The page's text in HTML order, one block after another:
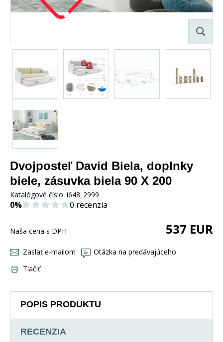
Dvojposteľ David Biela, doplnky
biele, zásuvka biela 90 X 200
Katalógové číslo: i648_2999
0% 0 recenzia
Naša cena s DPH 537 EUR
Zaslať e-mailom
Otázka na predávajúceho
Tlačiť
POPIS PRODUKTU
RECENZIA